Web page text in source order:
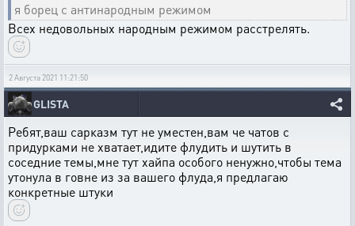
я борец с антинародным режимом
Всех недовольных народным режимом расстрелять.
2 Августа 2021 11:21:50
GLISTA
Ребят,ваш сарказм тут не уместен,вам че чатов с
придурками не хватает,идите флудить и шутить в
соседние темы,мне тут хайпа особого ненужно,чтобы тема
утонула в говне из за вашего флуда,я предлагаю
конкретные штуки